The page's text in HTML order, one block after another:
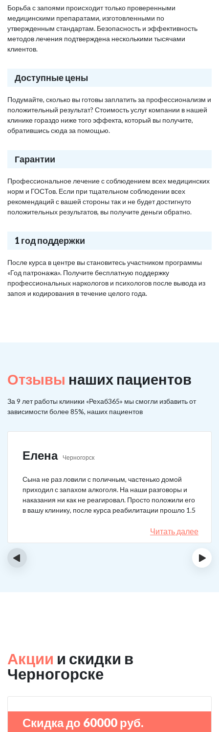
Борьба с запоями происходит только проверенными
медицинскими препаратами, изготовленными по
утвержденным стандартам. Безопасность и эффективность
методов лечения подтверждена несколькими тысячами
клиентов.
Доступные цены
Подумайте, сколько вы готовы заплатить за профессионализм и
положительный результат? Стоимость услуг компании в нашей
клинике гораздо ниже того эффекта, который вы получите,
обратившись сюда за помощью.
Гарантии
Профессиональное лечение с соблюдением всех медицинских
норм и ГОСТов. Если при тщательном соблюдении всех
рекомендаций с вашей стороны так и не будет достигнуто
положительных результатов, вы получите деньги обратно.
1 год поддержки
После курса в центре вы становитесь участником программы
«Год патронажа». Получите бесплатную поддержку
профессиональных наркологов и психологов после вывода из
запоя и кодирования в течение целого года.
Отзывы наших пациентов
За 9 лет работы клиники «Рехаб365» мы смогли избавить от
зависимости более 85%, наших пациентов
Елена Черногорск
Сына не раз ловили с поличным, частенько домой
приходил с запахом алкоголя. На наши разговоры и
наказания ни как не реагировал. Просто положили его
в вашу клинику, после курса реабилитации прошло 1.5
Читать далее
‹ ›
Акции и скидки в
Черногорске
Скидка до 60000 руб.